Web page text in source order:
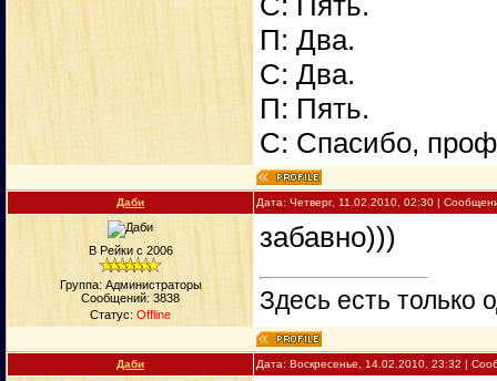
П: Два.
С: Два.
П: Пять.
С: Спасибо,
Даби Дата: Четверг, 11.02.2010, 02:30 |
В Рейки с 2006
Группа: Администраторы
Сообщений: 3838
Статус: Offline
забавно)))
Здесь есть только
Даби Дата: Воскресенье, 14.02.2010, 23:32 |